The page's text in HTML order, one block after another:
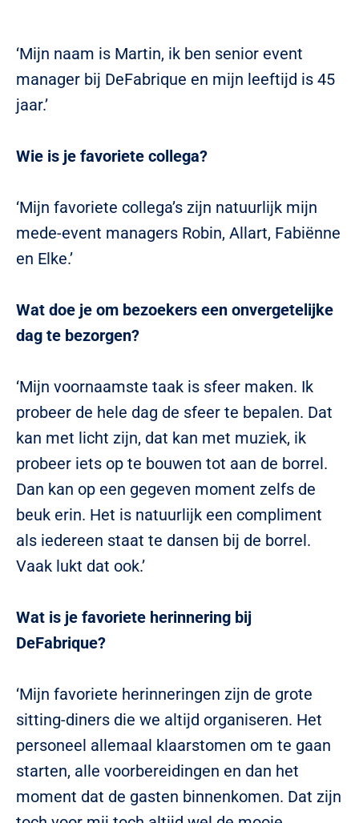
‘Mijn naam is Martin, ik ben senior event
manager bij DeFabrique en mijn leeftijd is 45
jaar.’
Wie is je favoriete collega?
‘Mijn favoriete collega’s zijn natuurlijk mijn
mede-event managers Robin, Allart, Fabiënne
en Elke.’
Wat doe je om bezoekers een onvergetelijke
dag te bezorgen?
‘Mijn voornaamste taak is sfeer maken. Ik
probeer de hele dag de sfeer te bepalen. Dat
kan met licht zijn, dat kan met muziek, ik
probeer iets op te bouwen tot aan de borrel.
Dan kan op een gegeven moment zelfs de
beuk erin. Het is natuurlijk een compliment
als iedereen staat te dansen bij de borrel.
Vaak lukt dat ook.’
Wat is je favoriete herinnering bij
DeFabrique?
‘Mijn favoriete herinneringen zijn de grote
sitting-diners die we altijd organiseren. Het
personeel allemaal klaarstomen om te gaan
starten, alle voorbereidingen en dan het
moment dat de gasten binnenkomen. Dat zijn